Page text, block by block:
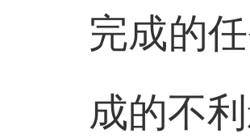
完成的
成的不